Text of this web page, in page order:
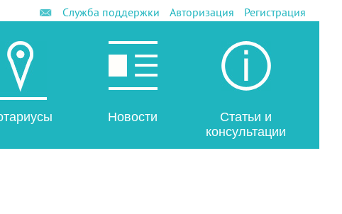
Служба поддержки Авторизация Регистрация
Новости
Статьи и
консультации